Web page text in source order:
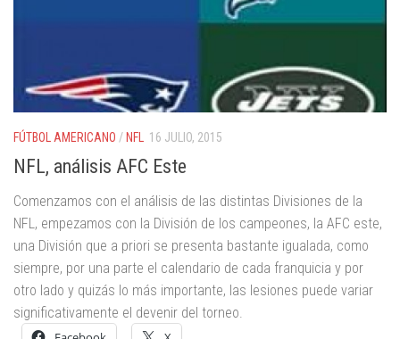
FÚTBOL AMERICANO / NFL 16 JULIO, 2015
NFL, análisis AFC Este
Comenzamos con el análisis de las distintas Divisiones de la
NFL, empezamos con la División de los campeones, la AFC este,
una División que a priori se presenta bastante igualada, como
siempre, por una parte el calendario de cada franquicia y por
otro lado y quizás lo más importante, las lesiones puede variar
significativamente el devenir del torneo.